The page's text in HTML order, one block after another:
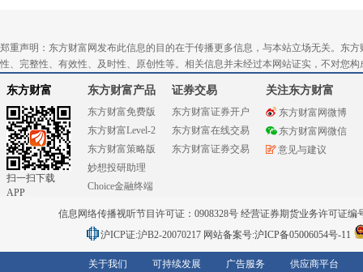
郑重声明：东方财富网发布此信息的目的在于传播更多信息，与本站立场无关。东
性、完整性、有效性、及时性、原创性等。相关信息并未经过本网站证实，不对您
东方财富
扫一扫下载
APP
东方财富产品
东方财富免费版
东方财富Level-2
东方财富策略版
妙想投研助理
Choice金融终端
证券交易
东方财富证券开户
东方财富在线交易
东方财富证券交易
关注东方财富
东方财富网微博
东方财富网微信
意见与建议
信息网络传播视听节目许可证：0908328号 经营证券期货业务许可证编
沪ICP证:沪B2-20070217 网站备案号:沪ICP备05006054号-11
关于我们 可持续发展 广告服务 供应商平台